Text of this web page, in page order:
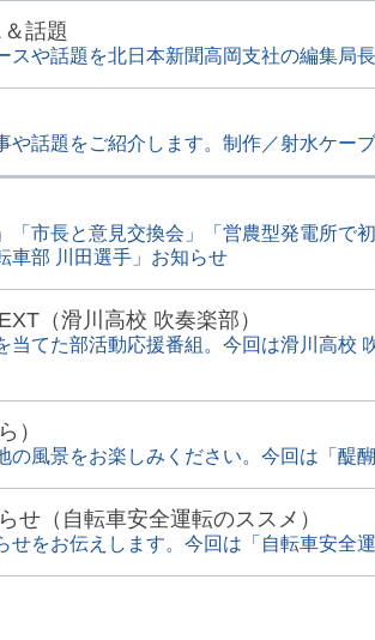
話題
スや話題を北日本新聞高岡支社の編集局
や話題をご紹介します。制作／射水ケー
「市長と意見交換会」「営農型発電所
車部 川田選手」お知らせ
（滑川高校 吹奏楽部）
当てた部活動応援番組。今回は滑川高校
）
の風景をお楽しみください。今回は「醍
せ（自転車安全運転のススメ）
せをお伝えします。今回は「自転車安全